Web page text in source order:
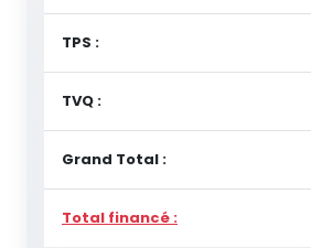
TPS :
TVQ :
Grand Total :
Total financé :